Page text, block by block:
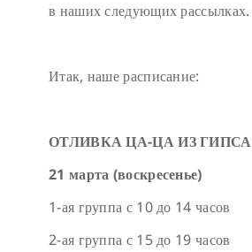
в наших следующих рассылках.
Итак, наше расписание:
ОТЛИВКА ЦА-ЦА ИЗ ГИПСА
21 марта (воскресенье)
1-ая группа с 10 до 14 часов
2-ая группа с 15 до 19 часов